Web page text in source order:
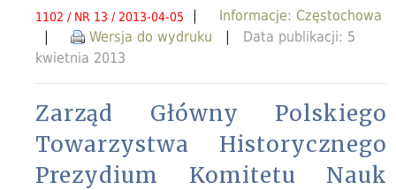
1102 / NR 13 / 2013-04-05 |
Informacje: Częstochowa
|
Wersja do wydruku | Data publikacji: 5
kwietnia 2013
Zarząd Główny Polskiego
Towarzystwa Historycznego
Prezydium Komitetu Nauk